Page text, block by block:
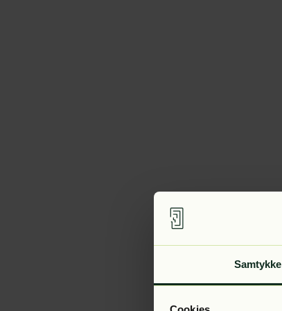
Samtykke